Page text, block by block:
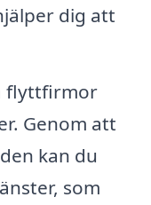
dig att
flyttfirmor
Genom att
kan du
som